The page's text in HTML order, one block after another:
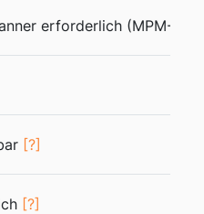
erforderlich (MPM-
[?]
[?]